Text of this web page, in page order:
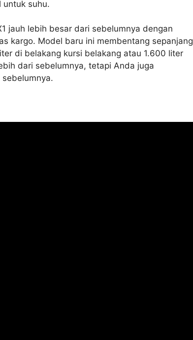
untuk suhu.
jauh lebih besar dari sebelumnya dengan
kargo. Model baru ini membentang sepanjang
di belakang kursi belakang atau 1.600 liter
dari sebelumnya, tetapi Anda juga